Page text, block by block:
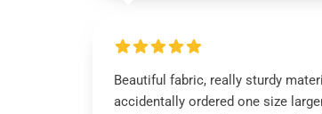
Beautiful fabric, really sturdy
accidentally ordered one size